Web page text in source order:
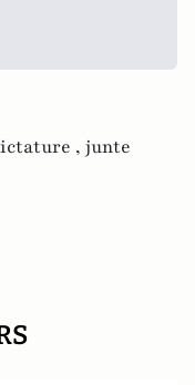
, junte